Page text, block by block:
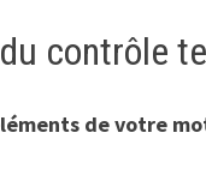
contrôle
de votre